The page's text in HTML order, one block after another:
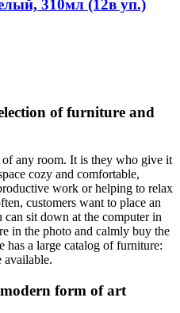
310мл (12в уп.)
of furniture and
any room. It is they who give it
cozy and comfortable,
work or helping to relax
customers want to place an
sit down at the computer in
in the photo and calmly buy the
a large catalog of furniture:
available.
form of art